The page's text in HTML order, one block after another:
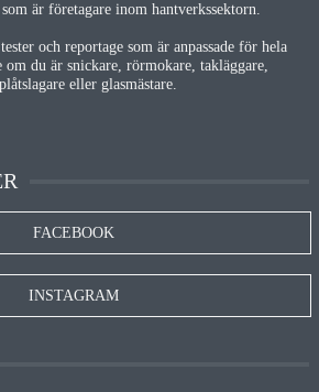
är företagare inom hantverkssektorn.
och reportage som är anpassade för hela
om du är snickare, rörmokare, takläggare,
eller glasmästare.
FACEBOOK
INSTAGRAM